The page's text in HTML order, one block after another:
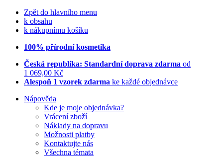
Zpět do hlavního menu
k obsahu
k nákupnímu košíku
100% přírodní kosmetika
Česká republika: Standardní doprava zdarma od
1 069,00 Kč
Alespoň 1 vzorek zdarma ke každé objednávce
Nápověda
Kde je moje objednávka?
Vrácení zboží
Náklady na dopravu
Možnosti platby
Kontaktujte nás
Všechna témata